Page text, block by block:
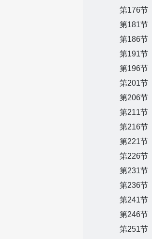
第176节
第181节
第186节
第191节
第196节
第201节
第206节
第211节
第216节
第221节
第226节
第231节
第236节
第241节
第246节
第251节